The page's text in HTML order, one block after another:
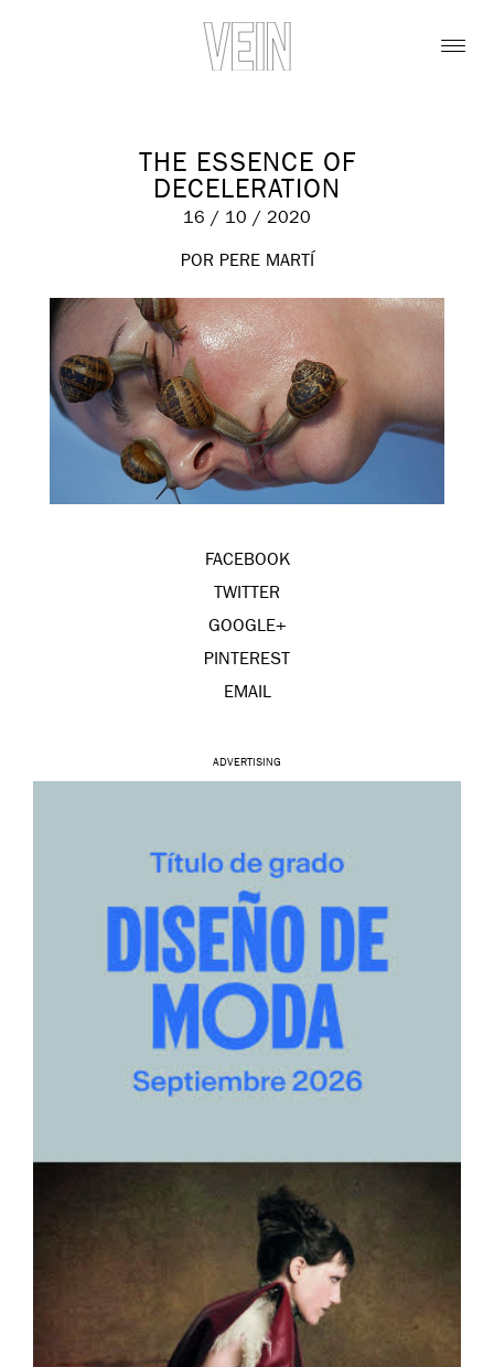
THE ESSENCE OF
DECELERATION
16 / 10 / 2020
POR PERE MARTÍ
FACEBOOK
TWITTER
GOOGLE+
PINTEREST
EMAIL
ADVERTISING